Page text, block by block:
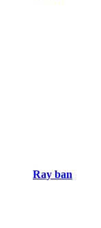
Ray ban